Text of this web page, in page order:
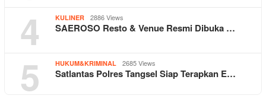
4 KULINER 2886 Views
SAEROSO Resto & Venue Resmi Dibuka …
5 HUKUM&KRIMINAL 2685 Views
Satlantas Polres Tangsel Siap Terapkan E…